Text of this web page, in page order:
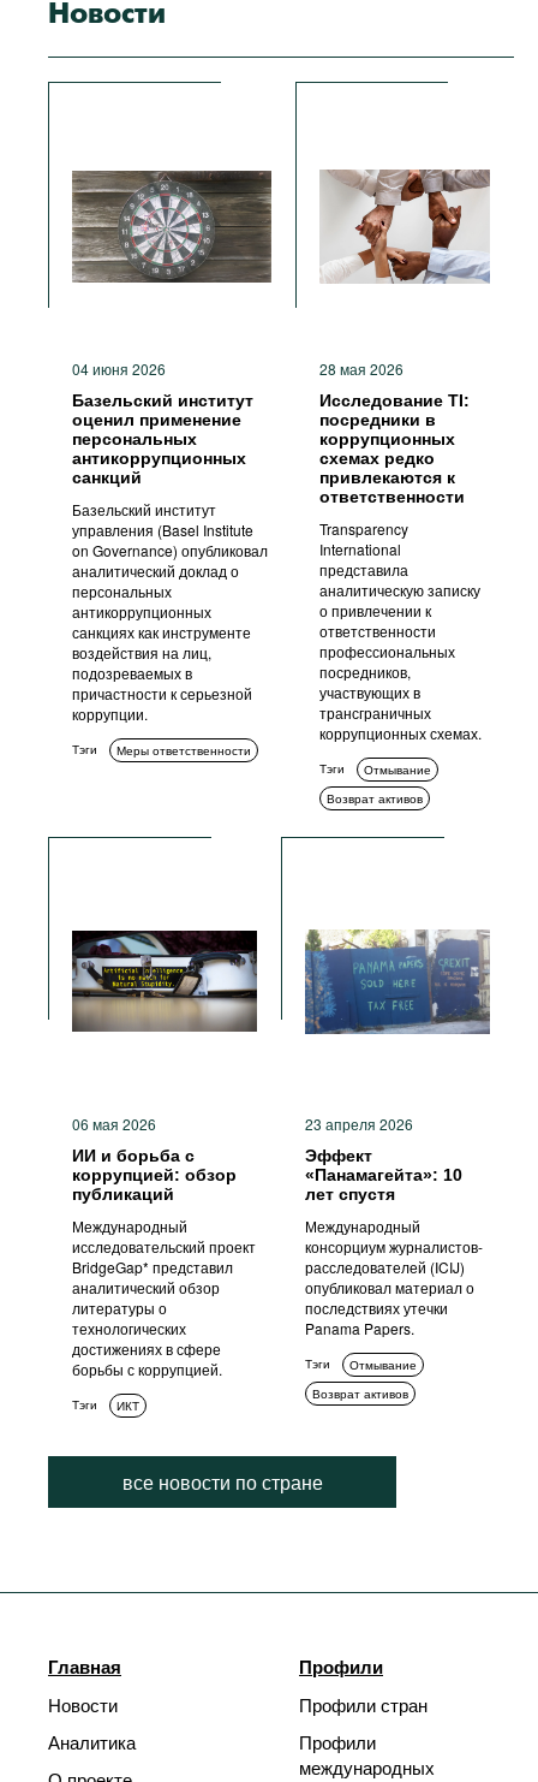
Новости
04 июня 2026
Базельский институт
оценил применение
персональных
антикоррупционных
санкций
Базельский институт
управления (Basel Institute
on Governance) опубликовал
аналитический доклад о
персональных
антикоррупционных
санкциях как инструменте
воздействия на лиц,
подозреваемых в
причастности к серьезной
коррупции.
Тэги Меры ответственности
28 мая 2026
Исследование TI:
посредники в
коррупционных
схемах редко
привлекаются к
ответственности
Transparency
International
представила
аналитическую записку
о привлечении к
ответственности
профессиональных
посредников,
участвующих в
трансграничных
коррупционных схемах.
Тэги
Отмывание
Возврат активов
06 мая 2026
ИИ и борьба с
коррупцией: обзор
публикаций
Международный
исследовательский проект
BridgeGap* представил
аналитический обзор
литературы о
технологических
достижениях в сфере
борьбы с коррупцией.
Тэги ИКТ
23 апреля 2026
Эффект
«Панамагейта»: 10
лет спустя
Международный
консорциум журналистов-
расследователей (ICIJ)
опубликовал материал о
последствиях утечки
Panama Papers.
Тэги
Отмывание
Возврат активов
все новости по стране
Главная
Новости
Аналитика
Профили
Профили стран
Профили
международных